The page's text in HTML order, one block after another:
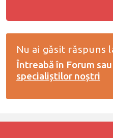
Nu ai găsit răspuns
Întreabă în Forum sau
specialiștilor noștri